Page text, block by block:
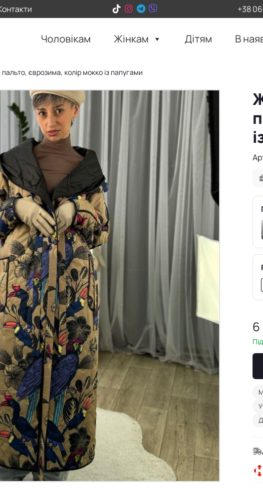
+38
Чоловікам Жінкам Дітям В
єврозима, колір мокко із папугами
6